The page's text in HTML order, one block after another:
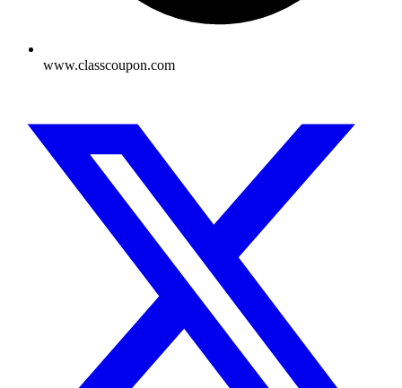
www.classcoupon.com